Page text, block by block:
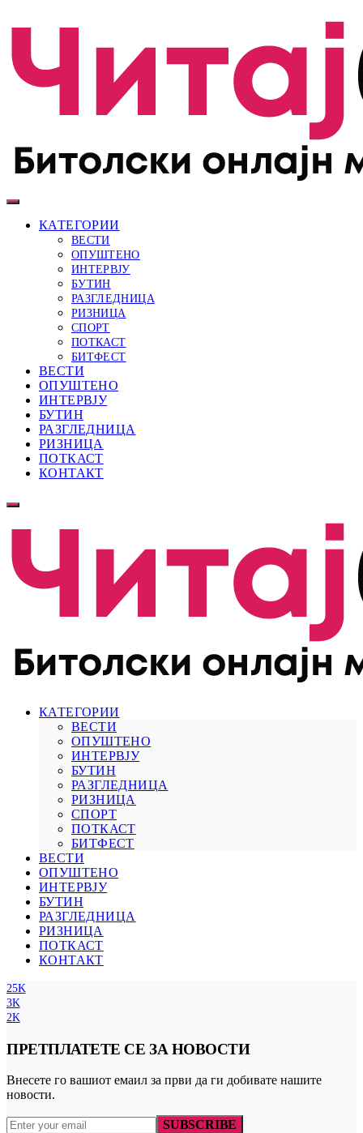
КАТЕГОРИИ
ВЕСТИ
ОПУШТЕНО
ИНТЕРВЈУ
БУТИН
РАЗГЛЕДНИЦА
РИЗНИЦА
СПОРТ
ПОТКАСТ
БИТФЕСТ
ВЕСТИ
ОПУШТЕНО
ИНТЕРВЈУ
БУТИН
РАЗГЛЕДНИЦА
РИЗНИЦА
ПОТКАСТ
КОНТАКТ
КАТЕГОРИИ
ВЕСТИ
ОПУШТЕНО
ИНТЕРВЈУ
БУТИН
РАЗГЛЕДНИЦА
РИЗНИЦА
СПОРТ
ПОТКАСТ
БИТФЕСТ
ВЕСТИ
ОПУШТЕНО
ИНТЕРВЈУ
БУТИН
РАЗГЛЕДНИЦА
РИЗНИЦА
ПОТКАСТ
КОНТАКТ
25K
3K
2K
ПРЕТПЛАТЕТЕ СЕ ЗА НОВОСТИ
Внесете го вашиот емаил за први да ги добивате нашите
новости.
SUBSCRIBE